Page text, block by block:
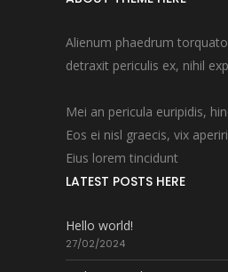
Alienum phaedrum
detraxit periculis ex, nihil
Mei an pericula euripidis,
Eos ei nisl graecis, vix
Eius lorem tincidunt
LATEST POSTS HERE
Hello world!
27/02/2024